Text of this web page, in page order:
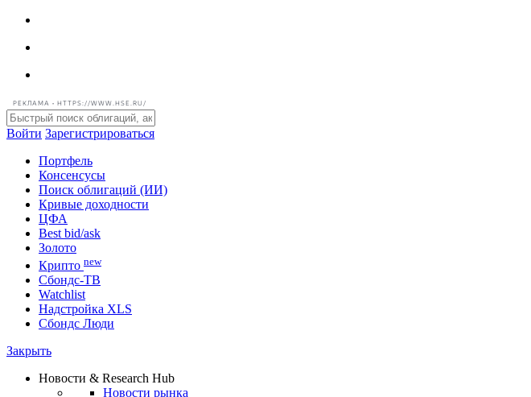
РЕКЛАМА • HTTPS://WWW.HSE.RU/
Войти Зарегистрироваться
Портфель
Консенсусы
Поиск облигаций (ИИ)
Кривые доходности
ЦФА
Best bid/ask
Золото
Криптоnew
Сбондс-ТВ
Надстройка XLS
Сбондс Люди